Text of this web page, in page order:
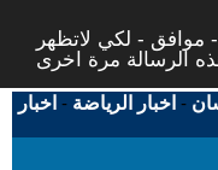
موافق - لكي لاتظهر
- اخبار الرياضة - اخبار